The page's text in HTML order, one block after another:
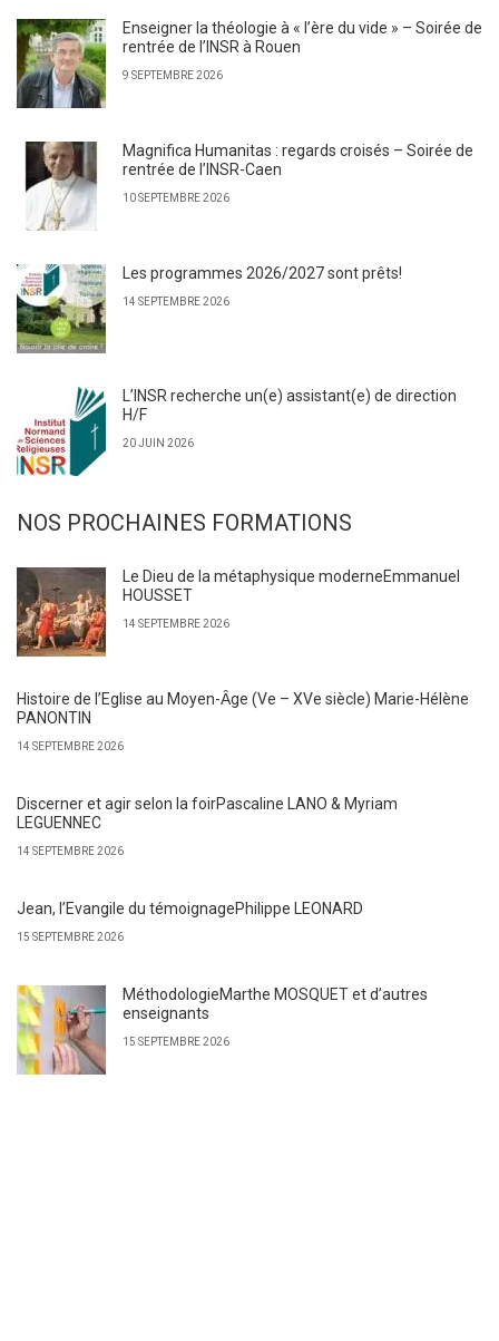
Enseigner la théologie à « l’ère du vide » – Soirée de
rentrée de l’INSR à Rouen
9 SEPTEMBRE 2026
Magnifica Humanitas : regards croisés – Soirée de
rentrée de l’INSR-Caen
10 SEPTEMBRE 2026
Les programmes 2026/2027 sont prêts!
14 SEPTEMBRE 2026
L’INSR recherche un(e) assistant(e) de direction
H/F
20 JUIN 2026
NOS PROCHAINES FORMATIONS
Le Dieu de la métaphysique moderneEmmanuel
HOUSSET
14 SEPTEMBRE 2026
Histoire de l’Eglise au Moyen-Ȃge (Ve – XVe siècle) Marie-Hélène
PANONTIN
14 SEPTEMBRE 2026
Discerner et agir selon la foirPascaline LANO & Myriam
LEGUENNEC
14 SEPTEMBRE 2026
Jean, l’Evangile du témoignagePhilippe LEONARD
15 SEPTEMBRE 2026
MéthodologieMarthe MOSQUET et d’autres
enseignants
15 SEPTEMBRE 2026